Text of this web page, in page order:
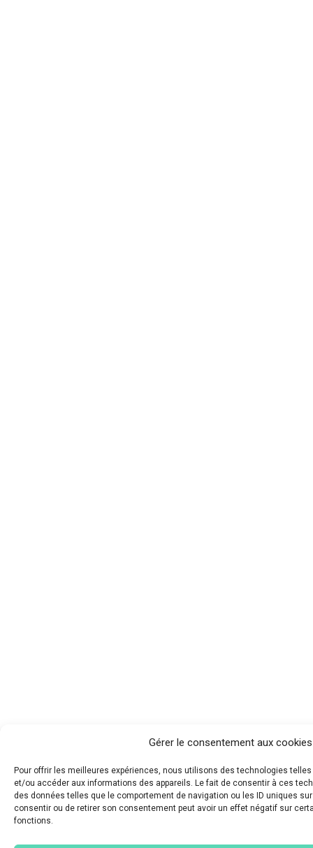
Gérer le consentement aux cookies
Pour offrir les meilleures expériences, nous utilisons des technologies
et/ou accéder aux informations des appareils. Le fait de consentir à ces
des données telles que le comportement de navigation ou les ID uniques
consentir ou de retirer son consentement peut avoir un effet négatif sur
fonctions.